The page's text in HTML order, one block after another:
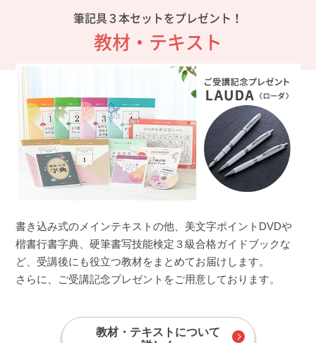
筆記具３本セットをプレゼント！
教材・テキスト
書き込み式のメインテキストの他、美文字ポイントDVDや
楷書行書字典、硬筆書写技能検定３級合格ガイドブックな
ど、受講後にも役立つ教材をまとめてお届けします。
さらに、ご受講記念プレゼントをご用意しております。
教材・テキストについて